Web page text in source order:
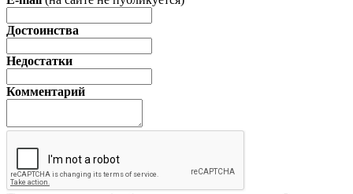
Достоинства
Недостатки
Комментарий